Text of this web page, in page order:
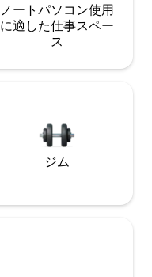
ノートパソコン使用
に適した仕事スペー
ス
ジム